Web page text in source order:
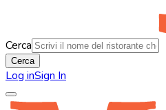
Cerca
Cerca
Log inSign In